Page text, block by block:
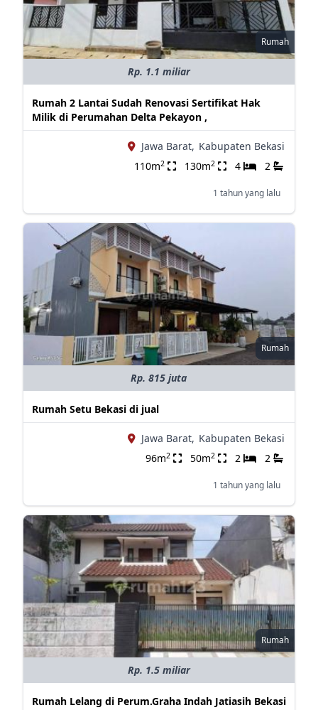
Rumah
Rp. 1.1 miliar
Rumah 2 Lantai Sudah Renovasi Sertifikat Hak
Milik di Perumahan Delta Pekayon ,
Jawa Barat, Kabupaten Bekasi
110m2 130m2 4 2
1 tahun yang lalu
Rumah
Rp. 815 juta
Rumah Setu Bekasi di jual
Jawa Barat, Kabupaten Bekasi
96m2 50m2 2 2
1 tahun yang lalu
Rumah
Rp. 1.5 miliar
Rumah Lelang di Perum.Graha Indah Jatiasih Bekasi